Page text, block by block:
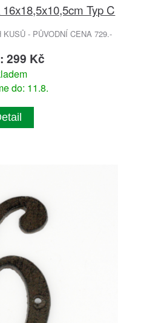
Typ C
- PŮVODNÍ CENA 729.-
299 Kč
do: 11.8.